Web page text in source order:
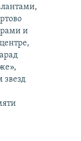
и
звезд